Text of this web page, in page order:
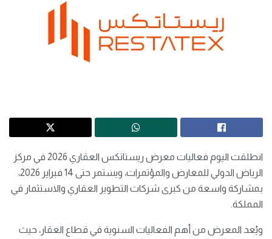
انطلقت اليوم فعاليات معرض ريستاتكس العقاري 2026 في مركز
الرياض الدولي للمعارض والمؤتمرات، ويستمر حتى 14 فبراير 2026،
بمشاركة واسعة من كبرى شركات التطوير العقاري والاستثمار في
المملكة.
ويُعد المعرض من أهم الفعاليات السنوية في قطاع العقار، حيث